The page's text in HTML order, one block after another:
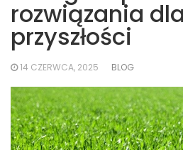
rozwiązania
przyszłości
14 CZERWCA, 2025 BLOG